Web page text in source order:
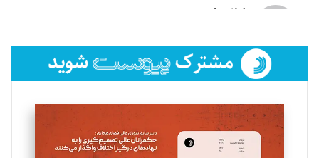
لیلا حنارود
فائزه فتحی رستمی
تحریریه
سروش کرمیان